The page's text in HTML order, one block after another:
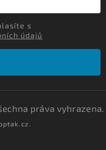
údajů
práva vyhrazena.